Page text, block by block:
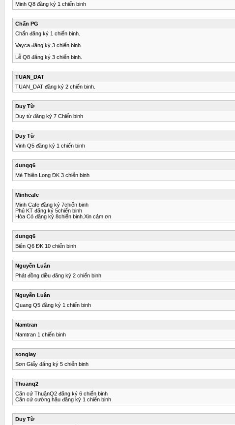
Minh Q8 đăng ký 1 chiến binh
Chấn PG
Chấn đăng ký 1 chiến binh.
Vayca đăng ký 3 chiến binh.
Lễ Q8 đăng ký 3 chiến binh.
TUAN_DAT
TUAN_DAT đăng ký 2 chiến binh.
Duy Từ
Duy từ đăng ký 7 Chiến binh
Duy Từ
Vinh Q5 đăng ký 1 chiến binh
dungq6
Mè Thiên Long ĐK 3 chiến binh
Minhcafe
Minh Cafe đăng ký 7chiến binh
Phú KT đăng ký 5chiến binh
Hòa Có đăng ký 8chiến binh.Xin cảm ơn
dungq6
Biên Q6 ĐK 10 chiến binh
Nguyễn Luân
Phát đồng diều đăng ký 2 chiến binh
Nguyễn Luân
Quang Q5 đăng ký 1 chiến binh
Namtran
Namtran 1 chiến binh
songiay
Sơn Giấy đăng ký 5 chiến binh
Thuanq2
Căn cứ ThuậnQ2 đăng ký 6 chiến binh
Căn cứ cường hậu đăng ký 1 chiến binh
Duy Từ